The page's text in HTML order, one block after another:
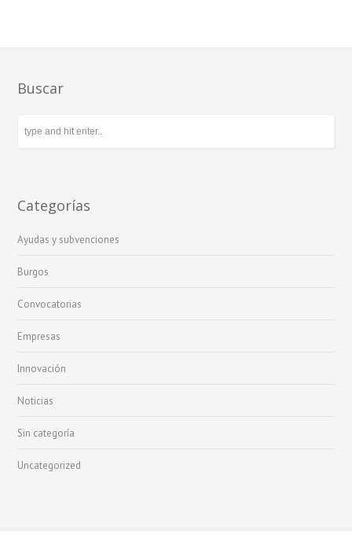
Buscar
Categorías
Ayudas y subvenciones
Burgos
Convocatorias
Empresas
Innovación
Noticias
Sin categoría
Uncategorized